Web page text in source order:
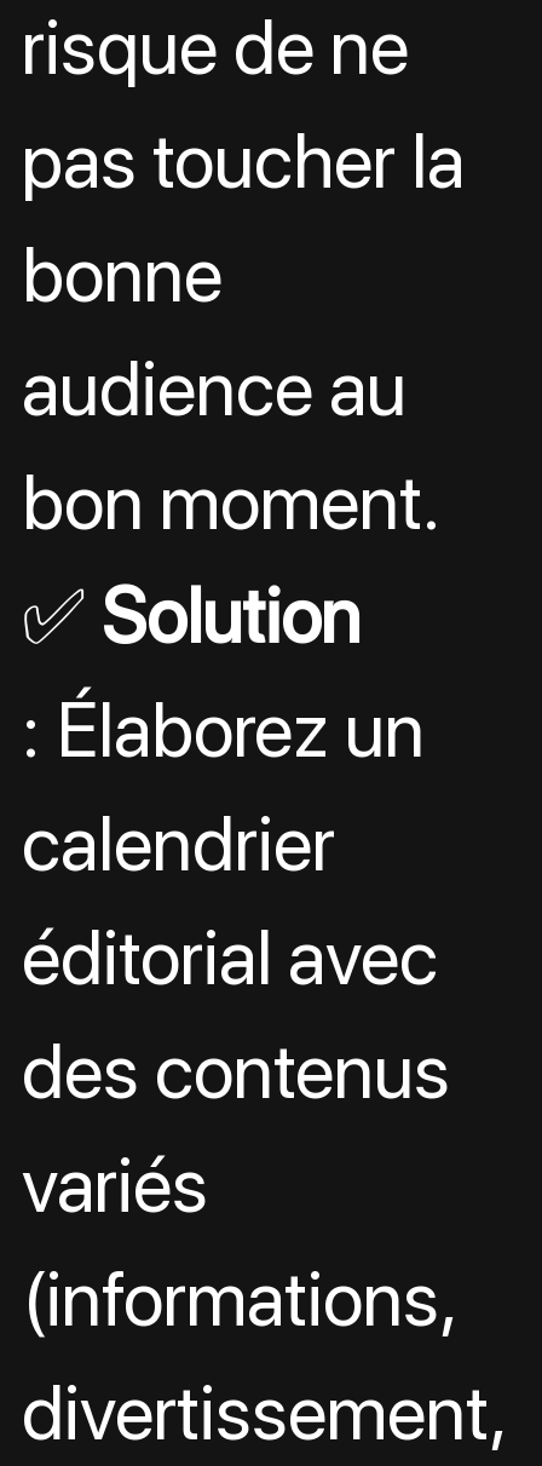
risque de ne
pas toucher la
bonne
audience au
bon moment.
✅ Solution
: Élaborez un
calendrier
éditorial avec
des contenus
variés
(informations,
divertissement,